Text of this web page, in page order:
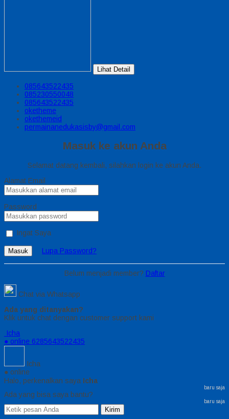
Lihat Detail
085643522435
085230550048
085643522435
oketheme
okethemeid
permainanedukasisby@gmail.com
Masuk ke akun Anda
Selamat datang kembali, silahkan login ke akun Anda.
Alamat Email
Password
Ingat Saya
Masuk Lupa Password?
Belum menjadi member? Daftar
Chat via Whatsapp
Ada yang ditanyakan?
Klik untuk chat dengan customer support kami
Icha
● online 6285643522435
Icha
● online
Halo, perkenalkan saya Icha
baru saja
Ada yang bisa saya bantu?
baru saja
Kirim